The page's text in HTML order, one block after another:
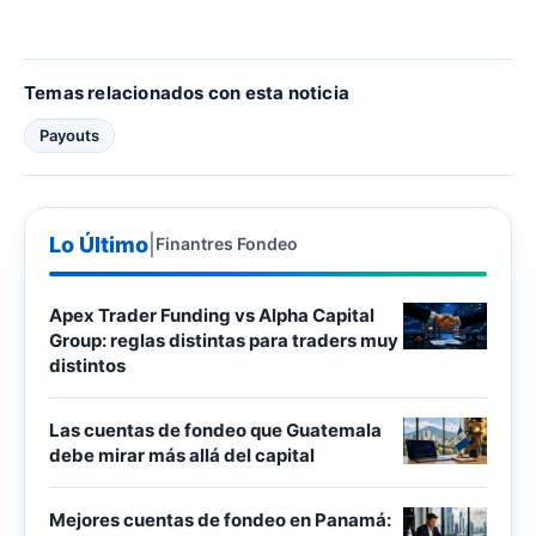
Temas relacionados con esta noticia
Payouts
Lo Último Finantres Fondeo
Apex Trader Funding vs Alpha Capital
Group: reglas distintas para traders muy
distintos
Las cuentas de fondeo que Guatemala
debe mirar más allá del capital
Mejores cuentas de fondeo en Panamá: